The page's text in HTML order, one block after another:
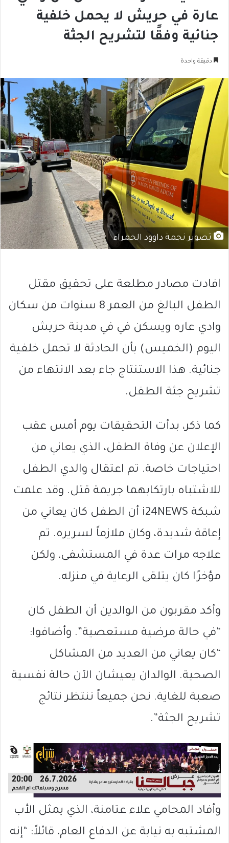
عارة في حريش لا يحمل خلفية
جنائية وفقًا لتشريح الجثة
دقيقة واحدة
تصوير نجمة داوود الحمراء
افادت مصادر مطلعة على تحقيق مقتل
الطفل البالغ من العمر 8 سنوات من سكان
وادي عاره ويسكن في في مدينة حريش
اليوم (الخميس) بأن الحادثة لا تحمل خلفية
جنائية. هذا الاستنتاج جاء بعد الانتهاء من
تشريح جثة الطفل.
كما ذكر، بدأت التحقيقات يوم أمس عقب
الإعلان عن وفاة الطفل، الذي يعاني من
احتياجات خاصة. تم اعتقال والدي الطفل
للاشتباه بارتكابهما جريمة قتل. وقد علمت
شبكة i24NEWS أن الطفل كان يعاني من
إعاقة شديدة، وكان ملازماً لسريره. تم
علاجه مرات عدة في المستشفى، ولكن
مؤخرًا كان يتلقى الرعاية في منزله.
وأكد مقربون من الوالدين أن الطفل كان
“في حالة مرضية مستعصية”. وأضافوا:
“كان يعاني من العديد من المشاكل
الصحية. الوالدان يعيشان الآن حالة نفسية
صعبة للغاية. نحن جميعاً ننتظر نتائج
تشريح الجثة”.
وأفاد المحامي علاء عتامنة، الذي يمثل الأب
المشتبه به نيابة عن الدفاع العام، قائلاً: “إنه